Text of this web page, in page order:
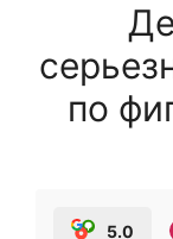
по
5.0